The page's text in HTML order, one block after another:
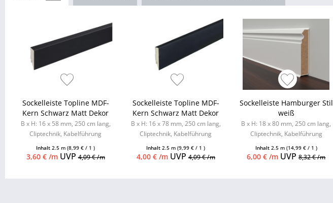
Sockelleiste Topline MDF-
Kern Schwarz Matt Dekor
B x H: 16 x 58 mm, 250 cm lang,
Cliptechnik, Kabelführung
Zubehör...
Inhalt2.5 m(8,99 € / 1 )
3,60 € /mUVP4,09 € /m
Sockelleiste Topline MDF-
Kern Schwarz Matt Dekor
B x H: 16 x 78 mm, 250 cm lang,
Cliptechnik, Kabelführung
Zubehör...
Inhalt2.5 m(9,99 € / 1 )
4,00 € /mUVP 4,09 € /m
Sockelleiste Hamburger Stil
weiß
B x H: 18 x 80 mm, 250 cm lang,
Cliptechnik, Kabelführung
Zubehör...
Inhalt 2.5 m (14,99 € / 1 )
6,00 € /m UVP8,32 € /m